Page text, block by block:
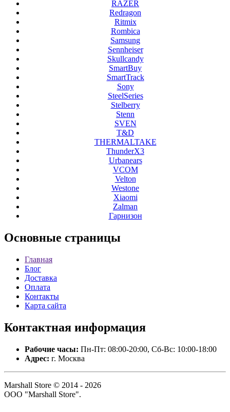
RAZER
Redragon
Ritmix
Rombica
Samsung
Sennheiser
Skullcandy
SmartBuy
SmartTrack
Sony
SteelSeries
Stelberry
Stenn
SVEN
T&D
THERMALTAKE
ThunderX3
Urbanears
VCOM
Velton
Westone
Xiaomi
Zalman
Гарнизон
Основные страницы
Главная
Блог
Доставка
Оплата
Контакты
Карта сайта
Контактная информация
Рабочие часы: Пн-Пт: 08:00-20:00, Сб-Вс: 10:00-18:00
Адрес: г. Москва
Marshall Store © 2014 - 2026
ООО "Marshall Store".